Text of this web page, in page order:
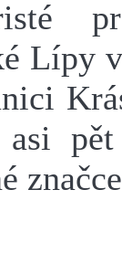
Lípy